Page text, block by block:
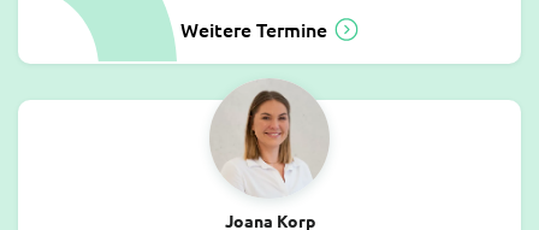
Weitere Termine
Joana Korp